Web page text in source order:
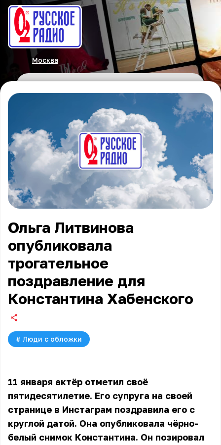
Москва
Ольга Литвинова
опубликовала
трогательное
поздравление для
Константина Хабенского
# Люди с обложки
11 января актёр отметил своё
пятидесятилетие. Его супруга на своей
странице в Инстаграм поздравила его с
круглой датой. Она опубликовала чёрно-
белый снимок Константина. Он позировал